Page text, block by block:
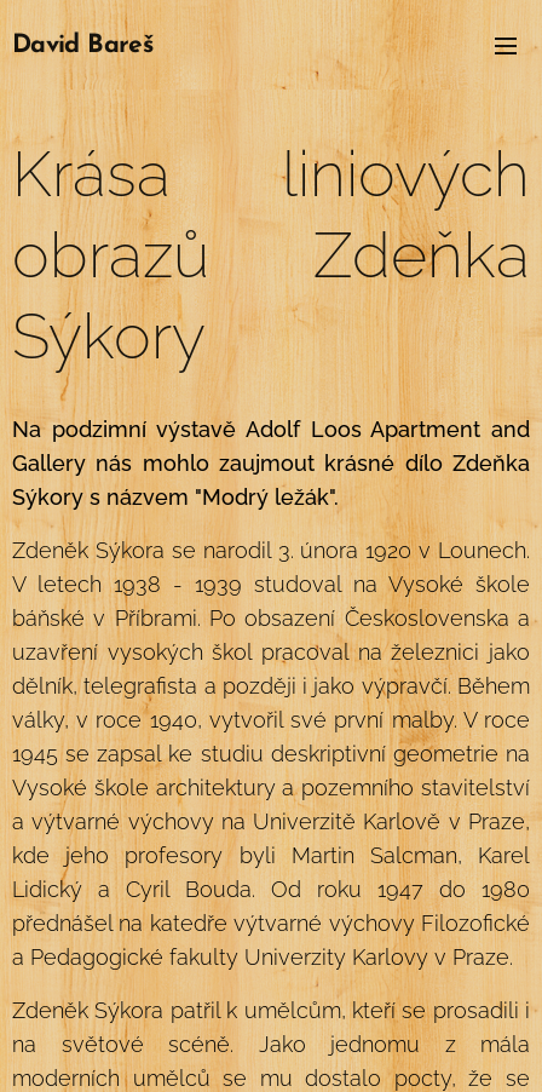
David Bareš
Krása liniových
obrazů Zdeňka
Sýkory
Na podzimní výstavě Adolf Loos Apartment and
Gallery nás mohlo zaujmout krásné dílo Zdeňka
Sýkory s názvem "Modrý ležák".
Zdeněk Sýkora se narodil 3. února 1920 v Lounech.
V letech 1938 - 1939 studoval na Vysoké škole
báňské v Příbrami. Po obsazení Československa a
uzavření vysokých škol pracoval na železnici jako
dělník, telegrafista a později i jako výpravčí. Během
války, v roce 1940, vytvořil své první malby. V roce
1945 se zapsal ke studiu deskriptivní geometrie na
Vysoké škole architektury a pozemního stavitelství
a výtvarné výchovy na Univerzitě Karlově v Praze,
kde jeho profesory byli Martin Salcman, Karel
Lidický a Cyril Bouda. Od roku 1947 do 1980
přednášel na katedře výtvarné výchovy Filozofické
a Pedagogické fakulty Univerzity Karlovy v Praze.
Zdeněk Sýkora patřil k umělcům, kteří se prosadili i
na světové scéně. Jako jednomu z mála
moderních umělců se mu dostalo pocty, že se